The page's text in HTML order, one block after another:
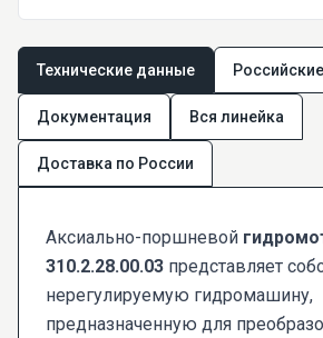
Технические данные
Документация Вся линейка
Доставка по России
Аксиально-поршневой
310.2.28.00.03 представляет
нерегулируемую гидромашину,
предназначенную для